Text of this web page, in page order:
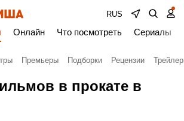
RUS
Онлайн Что посмотреть Сериалы
Премьеры Подборки Рецензии
в прокате в